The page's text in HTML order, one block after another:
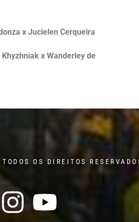
x Jucielen Cerqueira
x Wanderley de
OS DIREITOS